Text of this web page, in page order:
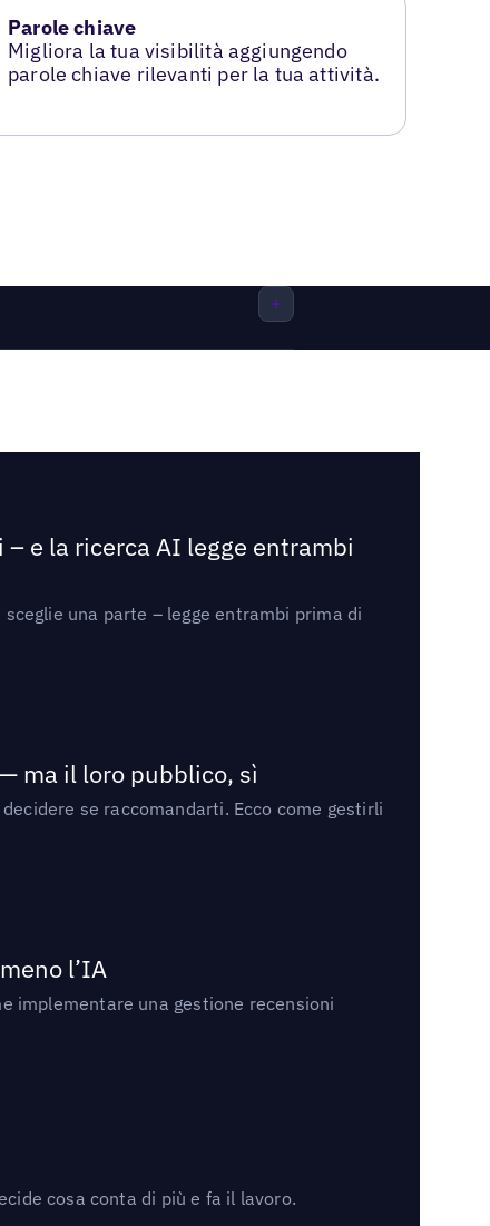
Parole chiave
Migliora la tua visibilità aggiungendo
parole chiave rilevanti per la tua attività.
e la ricerca AI legge entrambi
una parte – legge entrambi prima di
ma il loro pubblico, sì
se raccomandarti. Ecco come gestirli
l’IA
implementare una gestione recensioni
cosa conta di più e fa il lavoro.